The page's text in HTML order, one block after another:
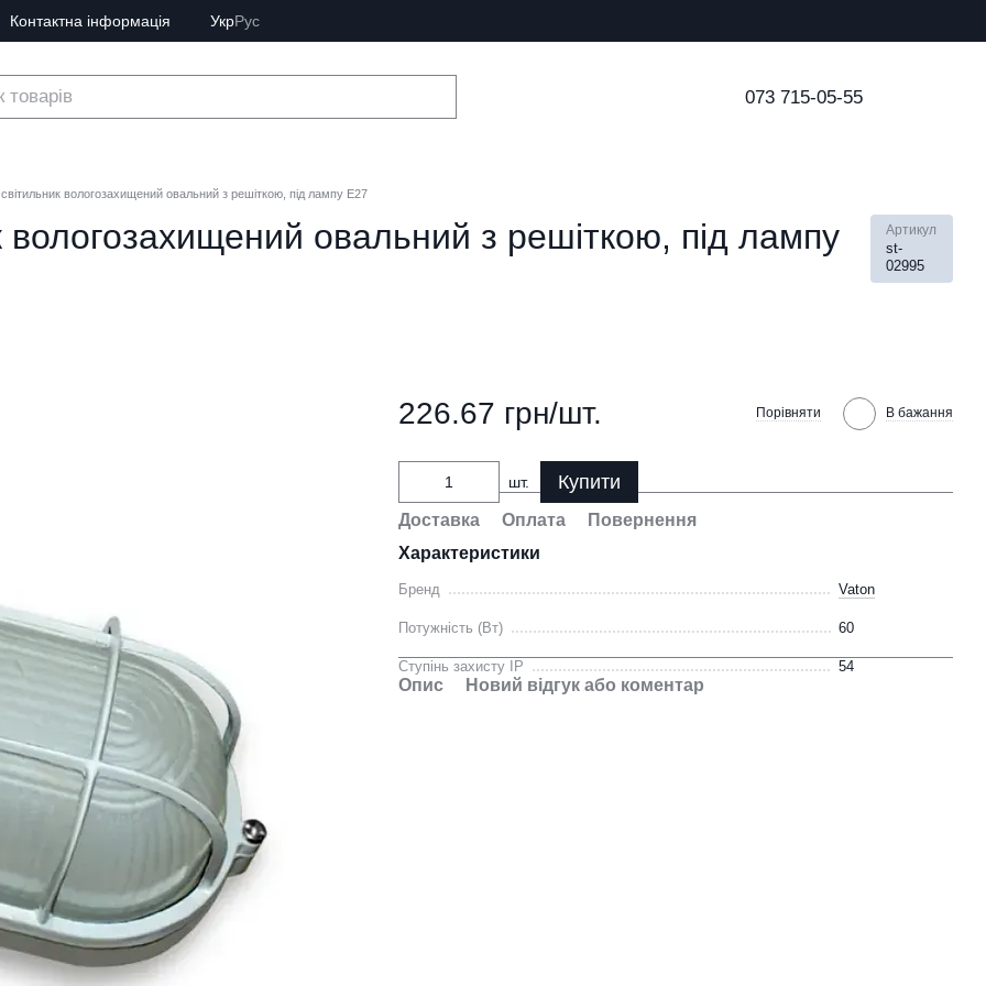
Контактна інформація УкрРус
073 715-05-55
вологозахищений овальний з решіткою, під лампу Е27
овальний з решіткою, під лампу
Артикул
st-
02995
226.67 грн/шт. Порівняти В бажання
шт. Купити
Доставка Оплата
Повернення
Характеристики
Бренд Vaton
Потужність (Вт) 60
Ступінь захисту IP 54
Опис Новий відгук або коментар